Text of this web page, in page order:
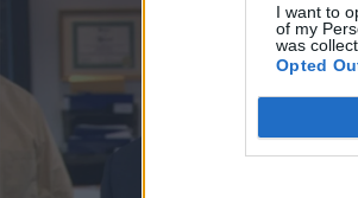
I want to
of my
was
Opted